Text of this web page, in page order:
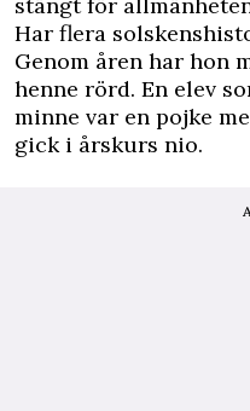
Har flera
Genom åren har hon
henne rörd. En elev
minne var en pojke
gick i årskurs nio.